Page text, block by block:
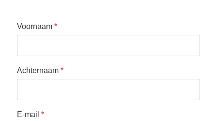
Voornaam *
Achternaam *
E-mail *